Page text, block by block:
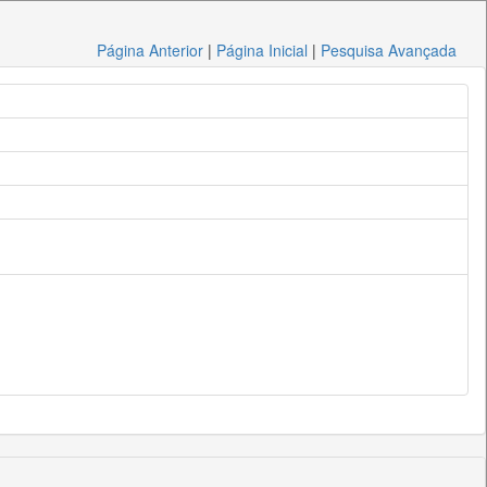
Página Anterior | Página Inicial | Pesquisa Avançada